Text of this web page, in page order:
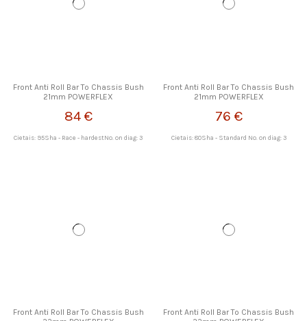
Front Anti Roll Bar To Chassis Bush
21mm POWERFLEX
84 €
Cietais: 95Sha - Race - hardestNo. on diag: 3
Front Anti Roll Bar To Chassis Bush
21mm POWERFLEX
76 €
Cietais: 80Sha - Standard No. on diag: 3
Front Anti Roll Bar To Chassis Bush
Front Anti Roll Bar To Chassis Bush